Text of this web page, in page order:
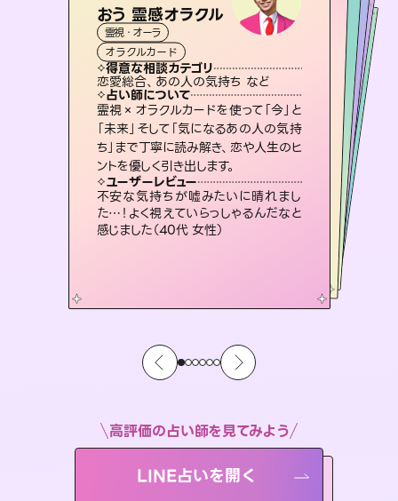
おう 霊感オラクル
霊視・オーラ
オラクルカード
得意な相談カテゴリ
恋愛総合、あの人の気持ち など
占い師について
霊視×オラクルカードを使って「今」と
「未来」そして「気になるあの人の気持
ち」まで丁寧に読み解き、恋や人生のヒ
ントを優しく引き出します。
ユーザーレビュー
不安な気持ちが嘘みたいに晴れまし
た…！よく視えていらっしゃるんだなと
感じました（40代 女性）
桃源珠羽（とうげんみう
霊視・オーラ
スピリチュアル・リーディング
得意な相談カテゴリ
片想い、あの人の気持ち、復縁 など
占い師について
恋愛のお悩みの中でも特に「曖昧な関
係」の相談を得意としており、友達以上
恋人未満なお相手との今後や本音を丁
寧に読み解き恋愛成就へと導きます。
ユーザーレビュー
鑑定していただいてアドバイス通りに行
動すると仲が復活してきました。ありが
とうございました（40代 女性）
彗望
霊視・オーラ
スピリチュアル・リーディング
得意な相談カテゴリ
片想い、あの人の気持ち、復縁 など
占い師について
3,700年以上の歴史を持つ東洋最古の
占術「易占」で詳細まで占い、幸せへ向
かう道筋を示します。厳しい結果にも具
体的な対策をお伝えします。
ユーザーレビュー
複雑な背景もしっかり聞いて鑑定して
いただけました。気持ちが楽になりまし
た（50代 女性）
未来視師＊花
霊視・オーラ
スピリチュアル・リーディング
得意な相談カテゴリ
出逢い、片想い、復縁 など
占い師について
未来には何パターンもの選択肢があります。不安で視えにくくなっているあなたの素敵な未来を見つけ、その未来を選択できるようアドバイスします。
ユーザーレビュー
職場の人の性質や人間関係、本心など
本当によく視えていてびっくり。対策が
打てて前向きになれます（40代）
アイリス -iris-
ルーン
得意な相談カテゴリ
恋愛総合、片想い、二人の未来 など
占い師について
復縁、恋愛、不倫の行方、同性愛や片
思い、仕事関係や借金問題まで知りた
いことや心の負担になっていることを
紐解き、背中をそっと押して導きます。
ユーザーレビュー
安心感のあり、言い切ってくれる所や濁
さない鑑定のおかげで、毎回自分の気
持ちを整えられます（30代 男性）
霊視・オーラ タロット
スピリチュアル・リーディング
得意な相談カテゴリ
片想い、二人の未来、年の差 など
占い師について
連絡再開、復縁、成就などの報告実績
多数。セラピストとして2万超の施術経
験があるからこそできる鑑定で、より良
い未来をサポートします。
ユーザーレビュー
とても心温まる鑑定でした。しかもこち
らは何も言っていないのに視えていらっ
しゃるんだなと驚きです（30代女性）
高評価の占い師を見てみよう
LINE占いを開く